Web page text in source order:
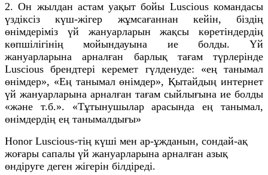
2. Он жылдан астам уақыт бойы Luscious командасы
үздіксіз күш-жігер жұмсағаннан кейін, біздің
өнімдеріміз үй жануарларын жақсы көретіндердің
көпшілігінің мойындауына ие болды. Үй
жануарларына арналған барлық тағам түрлерінде
Luscious брендтері керемет гүлденуде: «ең танымал
өнімдер», «Ең танымал өнімдер», Қытайдың интернет
үй жануарларына арналған тағам сыйлығына ие болды
«және т.б.». «Тұтынушылар арасында ең танымал,
өнімдердің ең танымалдығы»
Honor Luscious-тің күші мен ар-ұжданын, сондай-ақ
жоғары сапалы үй жануарларына арналған азық
өндіруге деген жігерін білдіреді.